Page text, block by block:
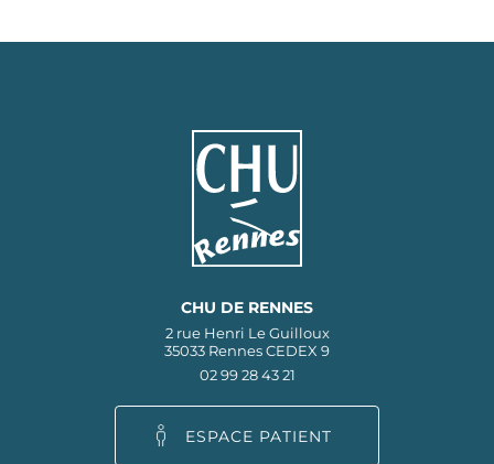
CHU DE RENNES
2 rue Henri Le Guilloux
35033 Rennes CEDEX 9
02 99 28 43 21
ESPACE PATIENT